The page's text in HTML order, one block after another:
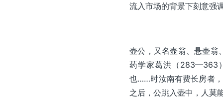
流入市场的背景下刻意强
壶公，又名壶翁、悬壶翁
药学家葛洪（283—363
也……时汝南有费长房者
之后，公跳入壶中，人莫